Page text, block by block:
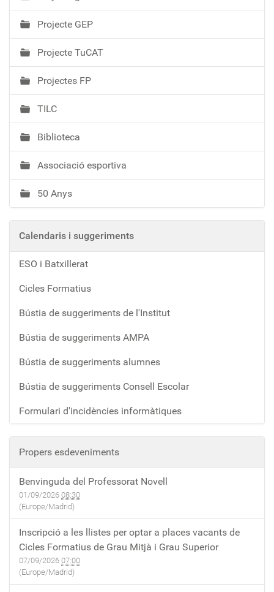
Projecte GEP
Projecte TuCAT
Projectes FP
TILC
Biblioteca
Associació esportiva
50 Anys
Calendaris i suggeriments
ESO i Batxillerat
Cicles Formatius
Bústia de suggeriments de l'Institut
Bústia de suggeriments AMPA
Bústia de suggeriments alumnes
Bústia de suggeriments Consell Escolar
Formulari d'incidències informàtiques
Propers esdeveniments
Benvinguda del Professorat Novell
01/09/2026 08:30
(Europe/Madrid)
Inscripció a les llistes per optar a places vacants de
Cicles Formatius de Grau Mitjà i Grau Superior
07/09/2026 07:00
(Europe/Madrid)